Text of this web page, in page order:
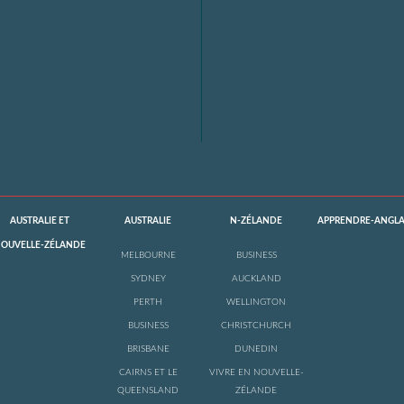
AUSTRALIE ET
ZÉLANDE
AUSTRALIE
MELBOURNE
SYDNEY
PERTH
BUSINESS
BRISBANE
CAIRNS ET LE
QUEENSLAND
N-ZÉLANDE
BUSINESS
AUCKLAND
WELLINGTON
CHRISTCHURCH
DUNEDIN
VIVRE EN NOUVELLE-
ZÉLANDE
APPRENDRE-